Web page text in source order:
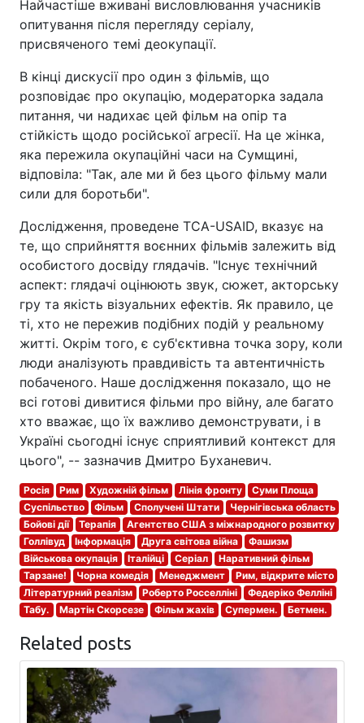
Найчастіше вживані висловлювання учасників
опитування після перегляду серіалу,
присвяченого темі деокупації.
В кінці дискусії про один з фільмів, що
розповідає про окупацію, модераторка задала
питання, чи надихає цей фільм на опір та
стійкість щодо російської агресії. На це жінка,
яка пережила окупаційні часи на Сумщині,
відповіла: "Так, але ми й без цього фільму мали
сили для боротьби".
Дослідження, проведене ТСА-USAID, вказує на
те, що сприйняття воєнних фільмів залежить від
особистого досвіду глядачів. "Існує технічний
аспект: глядачі оцінюють звук, сюжет, акторську
гру та якість візуальних ефектів. Як правило, це
ті, хто не пережив подібних подій у реальному
житті. Окрім того, є суб'єктивна точка зору, коли
люди аналізують правдивість та автентичність
побаченого. Наше дослідження показало, що не
всі готові дивитися фільми про війну, але багато
хто вважає, що їх важливо демонструвати, і в
Україні сьогодні існує сприятливий контекст для
цього", -- зазначив Дмитро Буханевич.
Росія Рим Художній фільм Лінія фронту
Суми Площа
Суспільство
Фільм Сполучені Штати
Чернігівська область
Бойові дії
Терапія
Агентство США з міжнародного розвитку
Голлівуд
Інформація Друга світова війна
Фашизм
Військова окупація
Італійці Серіал
Наративний фільм
Тарзане!
Чорна комедія Менеджмент
Рим, відкрите місто
Літературний реалізм
Роберто Росселліні
Федеріко Фелліні
Табу.
Мартін Скорсезе Фільм жахів Супермен. Бетмен.
Related posts